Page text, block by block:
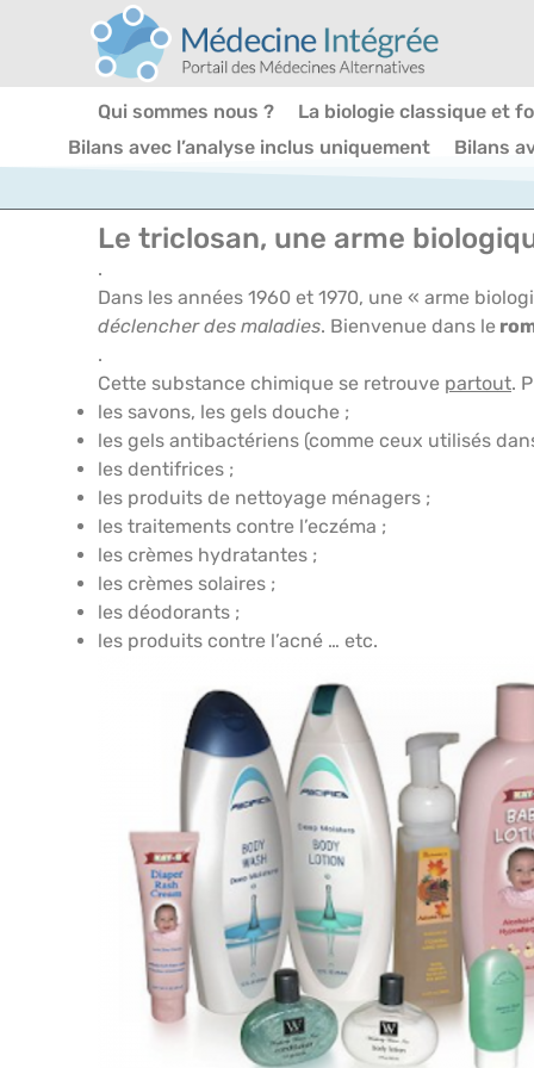
Qui sommes nous ?
La biologie classique et
Bilans avec l’analyse inclus uniquement
Bilans
Le triclosan, une arme
.
Dans les années 1960 et 1970, une « arme
déclencher des maladies. Bienvenue dans le
.
Cette substance chimique se retrouve partout.
les savons, les gels douche ;
les gels antibactériens (comme ceux utilisés
les dentifrices ;
les produits de nettoyage ménagers ;
les traitements contre l’eczéma ;
les crèmes hydratantes ;
les crèmes solaires ;
les déodorants ;
les produits contre l’acné … etc.